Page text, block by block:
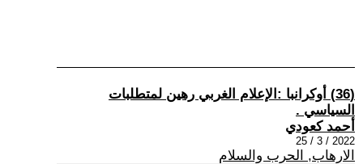
(36) أوكرانبا :الإعلام الغربي رهين لمتطلبات
السياسي .
أحمد كعودي
2022 / 3 / 25
الارهاب, الحرب والسلام